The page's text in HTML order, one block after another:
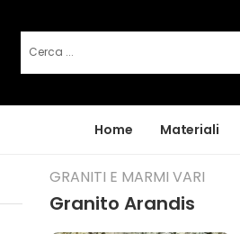
Home Materiali
GRANITI E MARMI VARI
Granito Arandis